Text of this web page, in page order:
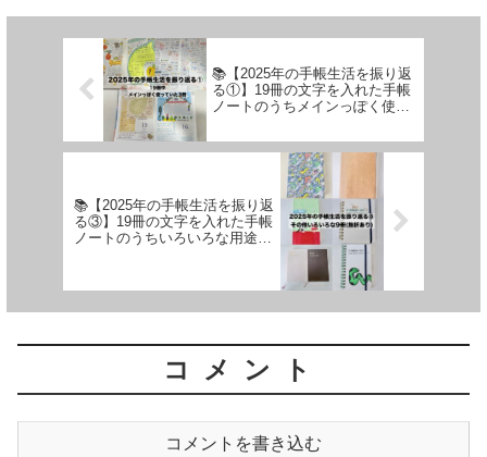
📚【2025年の手帳生活を振り返
る①】19冊の文字を入れた手帳
ノートのうちメインっぽく使っ
るゆるゆる主婦の手帳生活】
📚【2025年の手帳生活を振り返
る③】19冊の文字を入れた手帳
ノートのうちいろいろな用途で
コメント
コメントを書き込む